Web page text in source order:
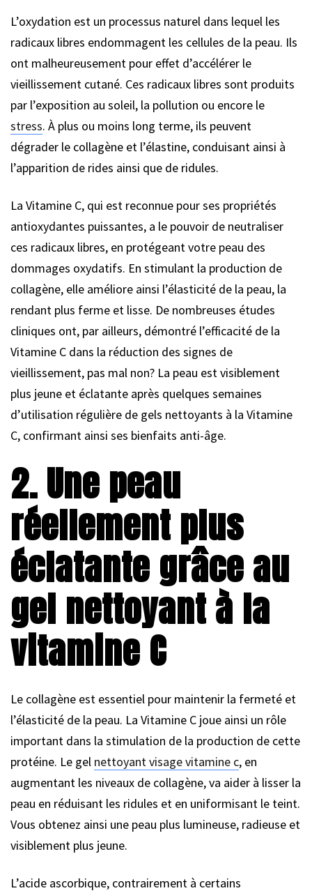
L’oxydation est un processus naturel dans lequel les
radicaux libres endommagent les cellules de la peau. Ils
ont malheureusement pour effet d’accélérer le
vieillissement cutané. Ces radicaux libres sont produits
par l’exposition au soleil, la pollution ou encore le
stress. À plus ou moins long terme, ils peuvent
dégrader le collagène et l’élastine, conduisant ainsi à
l’apparition de rides ainsi que de ridules.
La Vitamine C, qui est reconnue pour ses propriétés
antioxydantes puissantes, a le pouvoir de neutraliser
ces radicaux libres, en protégeant votre peau des
dommages oxydatifs. En stimulant la production de
collagène, elle améliore ainsi l’élasticité de la peau, la
rendant plus ferme et lisse. De nombreuses études
cliniques ont, par ailleurs, démontré l’efficacité de la
Vitamine C dans la réduction des signes de
vieillissement, pas mal non? La peau est visiblement
plus jeune et éclatante après quelques semaines
d’utilisation régulière de gels nettoyants à la Vitamine
C, confirmant ainsi ses bienfaits anti-âge.
2. Une peau
réellement plus
éclatante grâce au
gel nettoyant à la
vitamine C
Le collagène est essentiel pour maintenir la fermeté et
l’élasticité de la peau. La Vitamine C joue ainsi un rôle
important dans la stimulation de la production de cette
protéine. Le gel nettoyant visage vitamine c, en
augmentant les niveaux de collagène, va aider à lisser la
peau en réduisant les ridules et en uniformisant le teint.
Vous obtenez ainsi une peau plus lumineuse, radieuse et
visiblement plus jeune.
L’acide ascorbique, contrairement à certains